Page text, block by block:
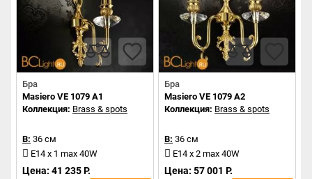
Бра
Masiero VE 1079 A1
Коллекция: Brass & spots
В: 36 см
E14 x 1 max 40W
Цена: 41 235 Р.
Бра
Masiero VE 1079 A2
Коллекция: Brass & spots
В: 36 см
E14 x 2 max 40W
Цена: 57 001 Р.